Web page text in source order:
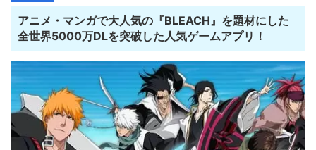
アニメ・マンガで大人気の『BLEACH』を題材にした
全世界5000万DLを突破した人気ゲームアプリ！